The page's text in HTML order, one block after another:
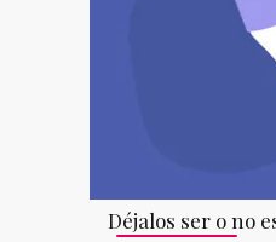
Déjalos ser o no